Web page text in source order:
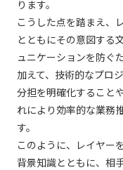
ります。
こうした点を踏まえ、
とともにその意図する
ュニケーションを防ぐ
加えて、技術的なプロ
分担を明確化すること
れにより効率的な業務
す。
このように、レイヤー
背景知識とともに、相